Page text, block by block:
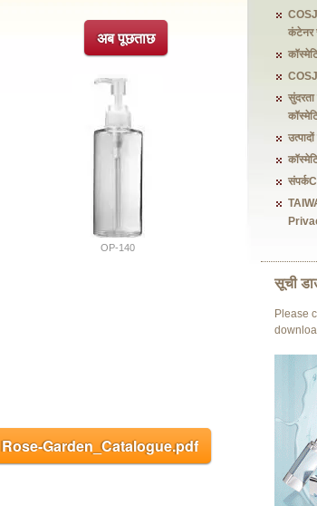
अब पूछताछ
OP-140
Rose-Garden_Catalogue.pdf
कंटेनर
सुंदरता
सूची
Please